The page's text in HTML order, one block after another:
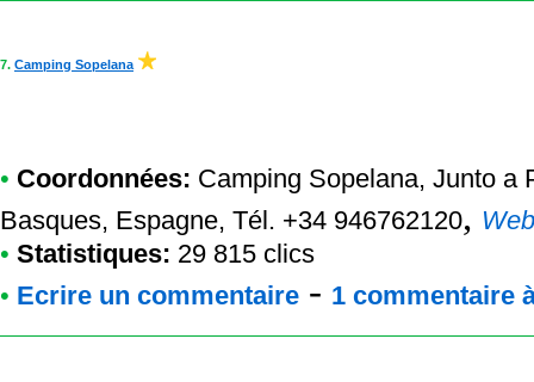
7. Camping Sopelana
• Coordonnées: Camping Sopelana, Junto a
Basques, Espagne, Tél. +34 946762120, Web
• Statistiques: 29 815 clics
• Ecrire un commentaire - 1 commentaire